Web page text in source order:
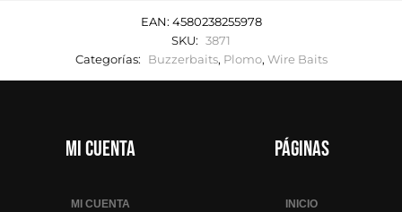
EAN: 4580238255978
SKU: 3871
Categorías:
Buzzerbaits, Plomo, Wire Baits
Mi cuenta
MI CUENTA
Páginas
INICIO